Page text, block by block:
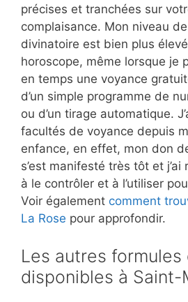
précises et tranchées sur
complaisance. Mon niveau
divinatoire est bien plus élevé
horoscope, même lorsque je
en temps une voyance
d’un simple programme de
ou d’un tirage automatique.
facultés de voyance depuis
enfance, en effet, mon don
s’est manifesté très tôt et
à le contrôler et à l’utiliser
Voir également comment
La Rose pour approfondir.
Les autres
disponibles à Saint-